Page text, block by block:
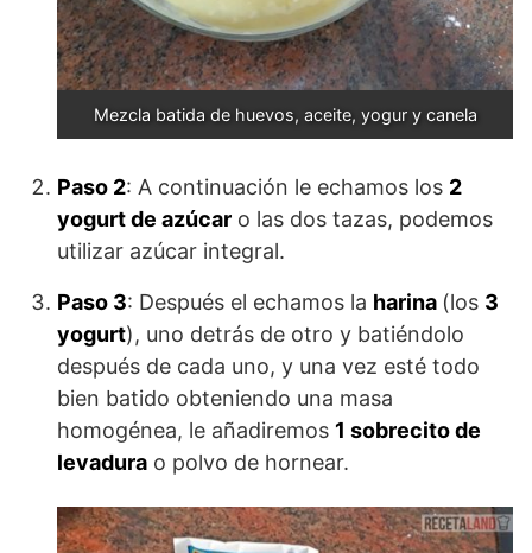
Mezcla batida de huevos, aceite, yogur y canela
Paso 2: A continuación le echamos los 2
yogurt de azúcar o las dos tazas, podemos
utilizar azúcar integral.
Paso 3: Después el echamos la harina (los 3
yogurt), uno detrás de otro y batiéndolo
después de cada uno, y una vez esté todo
bien batido obteniendo una masa
homogénea, le añadiremos 1 sobrecito de
levadura o polvo de hornear.